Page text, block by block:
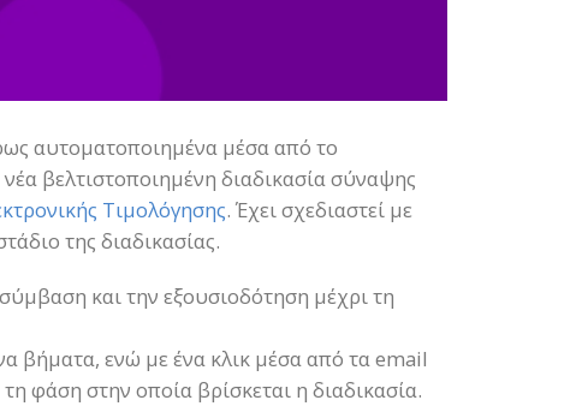
αυτοματοποιημένα μέσα από το
βελτιστοποιημένη διαδικασία σύναψης
Τιμολόγησης. Έχει σχεδιαστεί με
της διαδικασίας.
και την εξουσιοδότηση μέχρι τη
βήματα, ενώ με ένα κλικ μέσα από τα email
τη φάση στην οποία βρίσκεται η διαδικασία.